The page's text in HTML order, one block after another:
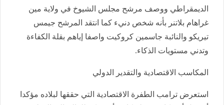
الديمقراطي ووصف مرشح مجلس الشيوخ في ولاية مين
غراهام بلاتنر بأنه شخص دنيء كما انتقد المرشح جيمس
تيريكو والنائبة جاسمين كروكيت واصفا إياهم بقلة الكفاءة
وتدني مستويات الذكاء.
المكاسب الاقتصادية والتقدير الدولي
استعرض ترامب الطفرة الاقتصادية التي حققها لبلاده مؤكدا